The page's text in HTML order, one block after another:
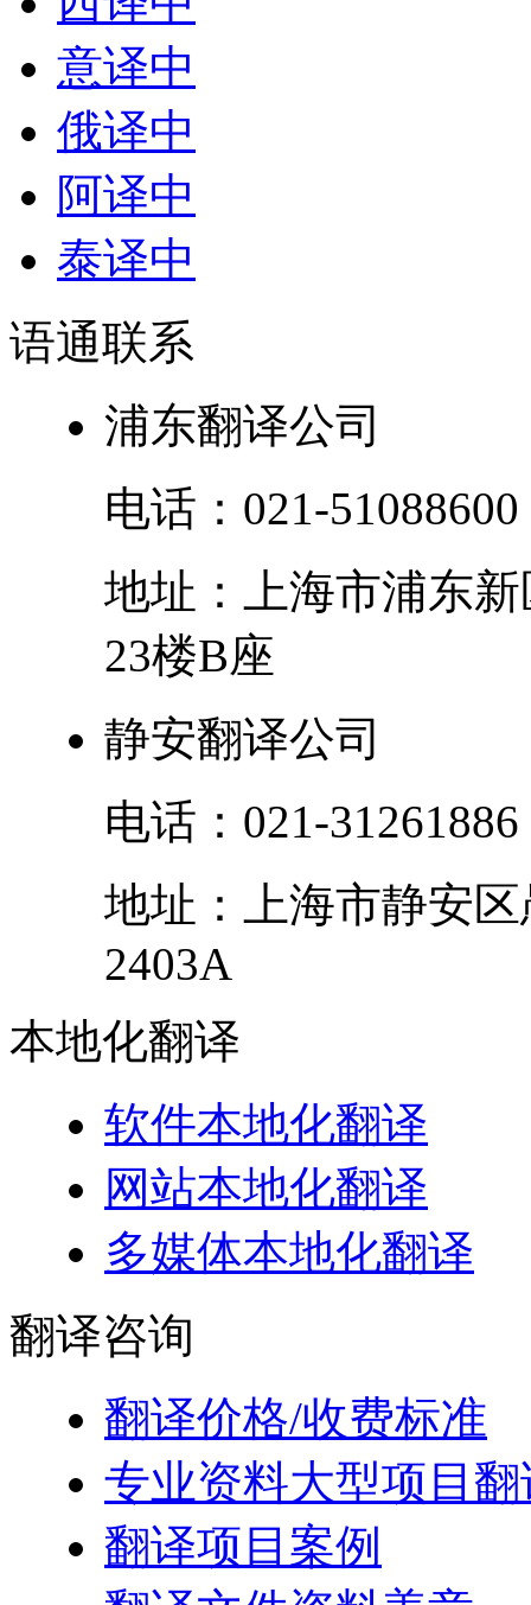
意译中
俄译中
阿译中
泰译中
语通联系
浦东翻译公司
电话： 021-51088600
地址：
上海市浦东新
23楼B座
静安翻译公司
电话： 021-31261886
地址：
上海市静安区
2403A
本地化翻译
软件本地化翻译
网站本地化翻译
多媒体本地化翻译
翻译咨询
翻译价格/收费标准
专业资料大型项目翻
翻译项目案例